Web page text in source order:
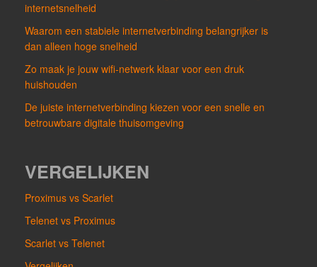
internetsnelheid
Waarom een stabiele internetverbinding belangrijker is
dan alleen hoge snelheid
Zo maak je jouw wifi-netwerk klaar voor een druk
huishouden
De juiste internetverbinding kiezen voor een snelle en
betrouwbare digitale thuisomgeving
VERGELIJKEN
Proximus vs Scarlet
Telenet vs Proximus
Scarlet vs Telenet